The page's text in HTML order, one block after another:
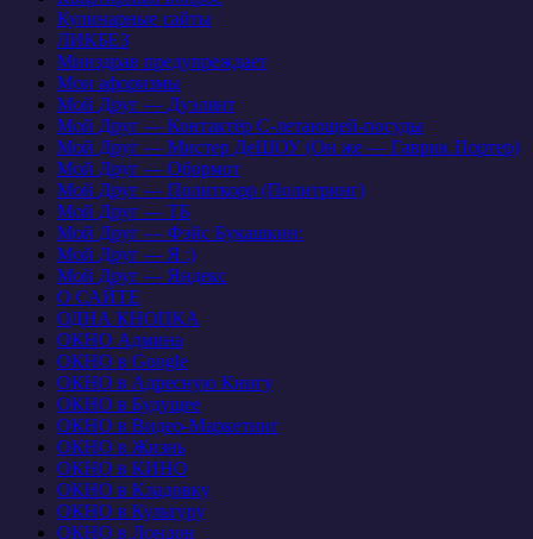
Кулинарные сайты
ЛИКБЕЗ
Минздрав предупреждает
Мои афоризмы
Мой Друг — Дуэлянт
Мой Друг — Контактёр С-летающей-посуды
Мой Друг — Мистер ДеШОУ (Он же — Гаврик Портер)
Мой Друг — Обормот
Мой Друг — Политкорр (Политринг)
Мой Друг — ТБ
Мой Друг — Фэйс Букашкин:
Мой Друг — Я :)
Мой Друг — Яндекс
О САЙТЕ
ОДНА КНОПКА
ОКНО Админа
ОКНО в Google
ОКНО в Адресную Книгу
ОКНО в Будущее
ОКНО в Видео-Маркетинг
ОКНО в Жизнь
ОКНО в КИНО
ОКНО в Кладовку
ОКНО в Культуру
ОКНО в Лондон